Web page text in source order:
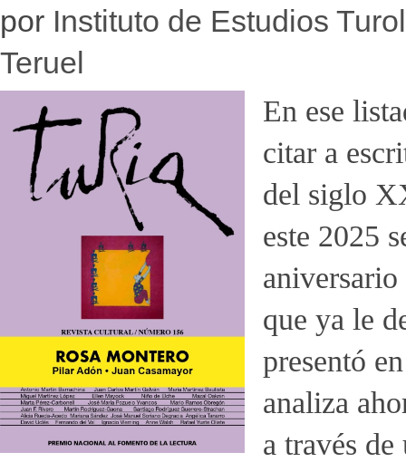
por Instituto de Estudios
Teruel
En ese
citar a
del siglo
este 2025
que ya le
presentó
analiza
a través